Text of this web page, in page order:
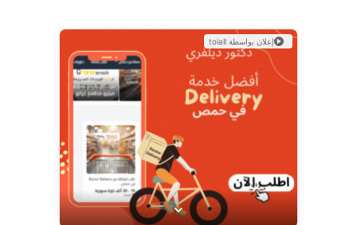
إعلان بواسطة toiall